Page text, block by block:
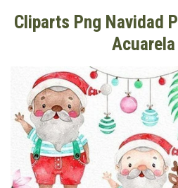
Cliparts Png Navidad